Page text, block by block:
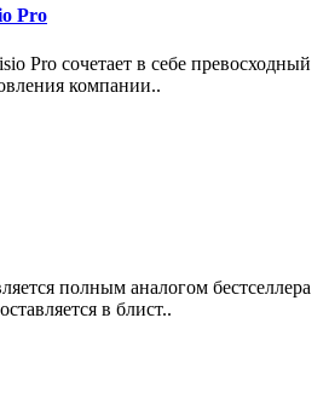
Pro
Pro сочетает в себе превосходный
компании..
полным аналогом бестселлера
в блист..